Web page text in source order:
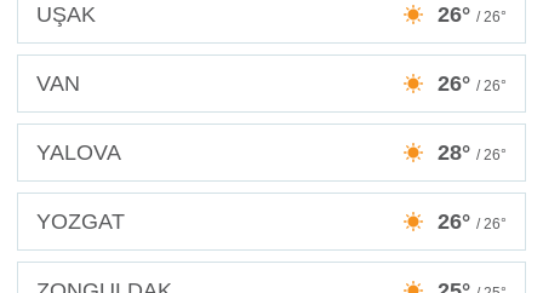
UŞAK 26° / 26°
VAN 26° / 26°
YALOVA 28° / 26°
YOZGAT 26° / 26°